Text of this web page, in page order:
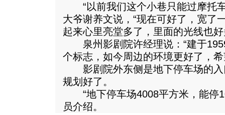
“以前我们这个小巷只能过摩托
大爷谢养文说，“现在可好了，宽了
起来心里亮堂多了，里面的光线也好
泉州影剧院许经理说：“建于
个标志，如今周边的环境更好了，
影剧院外东侧是地下停车场的入
规划好了。
“地下停车场4008平方米，能停
员介绍。